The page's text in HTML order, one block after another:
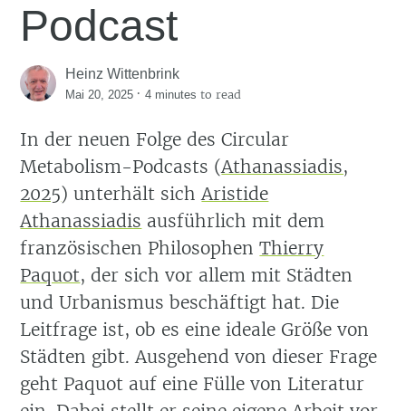
Podcast
Heinz Wittenbrink
Mai 20, 2025 ·4 minutes to read
In der neuen Folge des Circular
Metabolism-Podcasts (Athanassiadis,
2025) unterhält sichAristide
Athanassiadis ausführlich mit dem
französischen PhilosophenThierry
Paquot, der sich vor allem mit Städten
und Urbanismus beschäftigt hat. Die
Leitfrage ist, ob es eine ideale Größe von
Städten gibt. Ausgehend von dieser Frage
geht Paquot auf eine Fülle von Literatur